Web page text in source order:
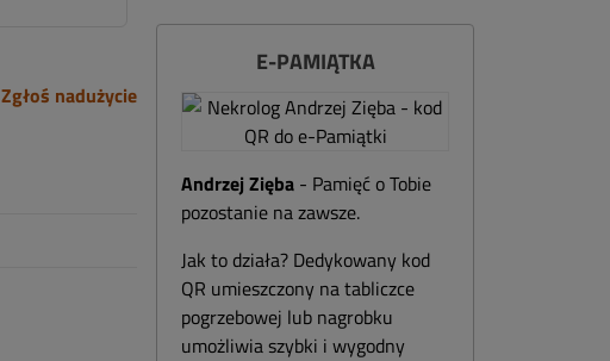
Zgłoś nadużycie
E-PAMIĄTKA
Andrzej Zięba - Pamięć o Tobie
pozostanie na zawsze.
Jak to działa? Dedykowany kod
QR umieszczony na tabliczce
pogrzebowej lub nagrobku
umożliwia szybki i wygodny